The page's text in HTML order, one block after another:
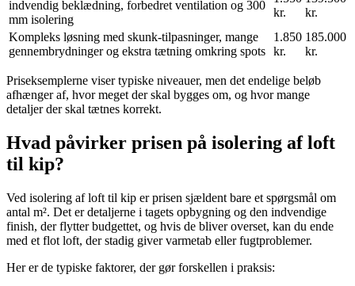
indvendig beklædning, forbedret ventilation og 300
mm isolering
kr.
kr.
Kompleks løsning med skunk-tilpasninger, mange
gennembrydninger og ekstra tætning omkring spots
1.850
kr.
185.000
kr.
Priseksemplerne viser typiske niveauer, men det endelige beløb
afhænger af, hvor meget der skal bygges om, og hvor mange
detaljer der skal tætnes korrekt.
Hvad påvirker prisen på isolering af loft
til kip?
Ved isolering af loft til kip er prisen sjældent bare et spørgsmål om
antal m². Det er detaljerne i tagets opbygning og den indvendige
finish, der flytter budgettet, og hvis de bliver overset, kan du ende
med et flot loft, der stadig giver varmetab eller fugtproblemer.
Her er de typiske faktorer, der gør forskellen i praksis: